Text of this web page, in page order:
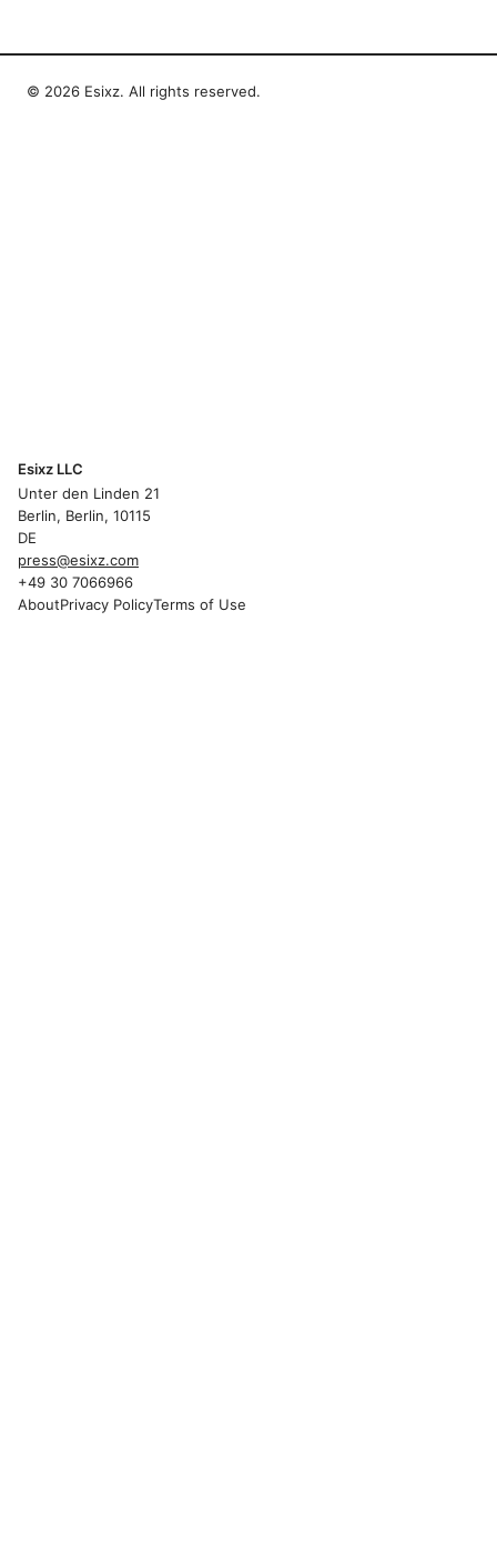
© 2026 Esixz. All rights reserved.
Esixz LLC
Unter den Linden 21
Berlin, Berlin, 10115
DE
press@esixz.com
+49 30 7066966
AboutPrivacy PolicyTerms of Use